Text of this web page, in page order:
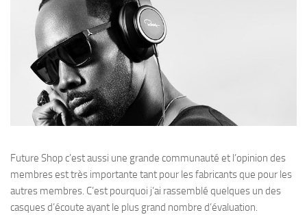
Future Shop c’est aussi une grande communauté et l’opinion des
membres est très importante tant pour les fabricants que pour les
autres membres. C’est pourquoi j’ai rassemblé quelques un des
casques d’écoute ayant le plus grand nombre d’évaluation.